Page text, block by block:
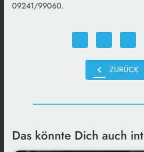
09241/99060.
chevron_left ZURÜCK
Das könnte Dich auch